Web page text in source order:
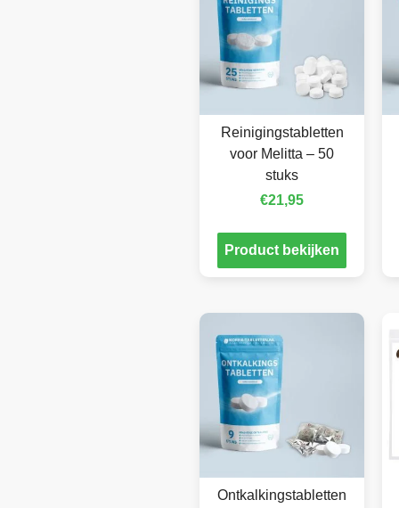
Reinigingstabletten
voor Melitta – 50
stuks
€21,95
Product bekijken
Ontkalkingstabletten